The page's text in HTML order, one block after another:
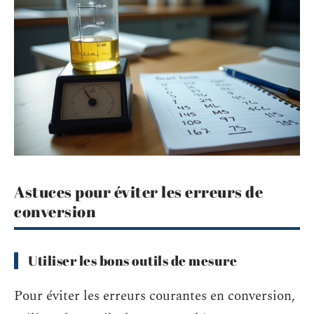
Astuces pour éviter les erreurs de
conversion
Utiliser les bons outils de mesure
Pour éviter les erreurs courantes en conversion,